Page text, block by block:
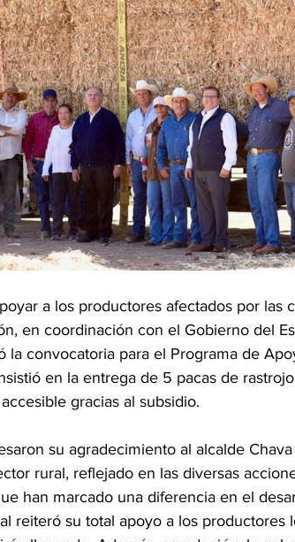
a los productores afectados por las
en coordinación con el Gobierno del
la convocatoria para el Programa de
en la entrega de 5 pacas de
gracias al subsidio.
su agradecimiento al alcalde
rural, reflejado en las diversas
han marcado una diferencia en el
reiteró su total apoyo a los productores